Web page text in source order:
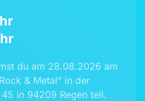
du am 28.08.2026 am
& Metal“ in der
in 94209 Regen teil.